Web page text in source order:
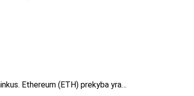
Ethereum (ETH) prekyba yra…